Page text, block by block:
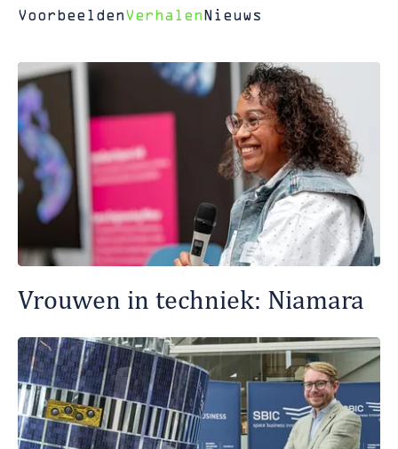
VoorbeeldenVerhalenNieuws
Vrouwen in techniek: Niamara